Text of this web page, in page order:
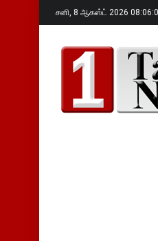
சனி, 8 ஆகஸ்ட் 2026